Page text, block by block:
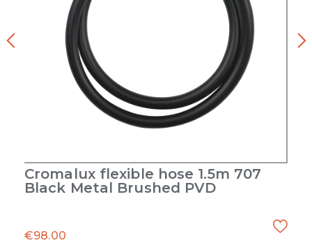
Cromalux flexible hose 1.5m 707
Black Metal Brushed PVD
€98.00